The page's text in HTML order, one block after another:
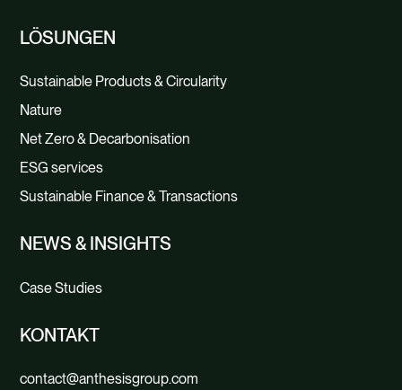
LÖSUNGEN
Sustainable Products & Circularity
Nature
Net Zero & Decarbonisation
ESG services
Sustainable Finance & Transactions
NEWS & INSIGHTS
Case Studies
KONTAKT
contact@anthesisgroup.com